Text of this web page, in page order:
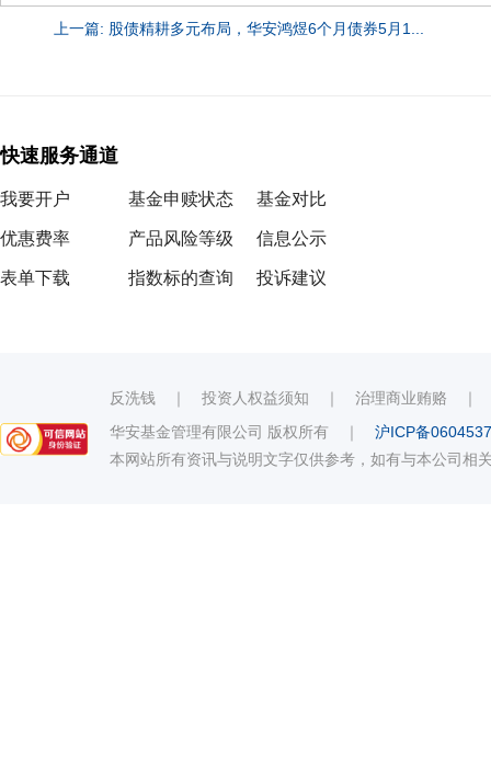
上一篇: 股债精耕多元布局，华安鸿煜6个月债券5月1...
快速服务通道
我要开户
优惠费率
表单下载
基金申赎状态
产品风险等级
指数标的查询
基金对比
信息公示
投诉建议
反洗钱 ｜ 投资人权益须知 ｜ 治理商业贿赂
华安基金管理有限公司 版权所有 ｜ 沪ICP备
本网站所有资讯与说明文字仅供参考，如有与本公司相